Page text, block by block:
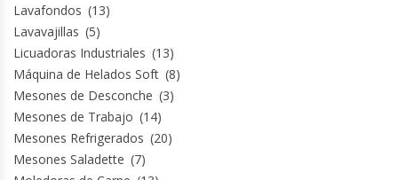
Lavafondos (13)
Lavavajillas (5)
Licuadoras Industriales (13)
Máquina de Helados Soft (8)
Mesones de Desconche (3)
Mesones de Trabajo (14)
Mesones Refrigerados (20)
Mesones Saladette (7)